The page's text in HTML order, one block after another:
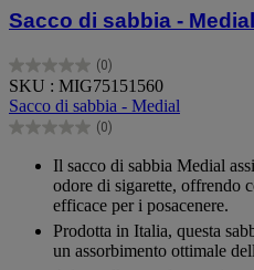
Sacco di sabbia - Medial
(0)
0.0
su
5
stelle.
SKU : MIG75151560
Sacco di sabbia - Medial
(0)
0.0
Il sacco di sabbia Medial
odore di sigarette, offrendo
efficace per i posacenere.
Prodotta in Italia, questa
un assorbimento ottimale